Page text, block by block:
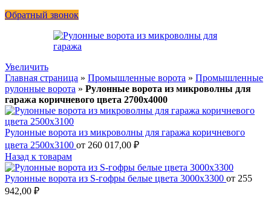
Обратный звонок
Увеличить
Главная страница » Промышленные ворота » Промышленные
рулонные ворота » Рулонные ворота из микроволны для
гаража коричневого цвета 2700х4000
Рулонные ворота из микроволны для гаража коричневого
цвета 2500х3100 от 260 017,00 ₽
Назад к товарам
Рулонные ворота из S-гофры белые цвета 3000х3300 от 255
942,00 ₽